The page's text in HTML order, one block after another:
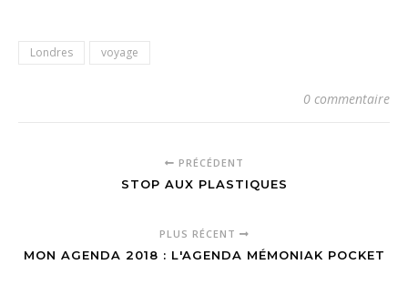
Londres voyage
0 commentaire
PRÉCÉDENT
STOP AUX PLASTIQUES
PLUS RÉCENT
MON AGENDA 2018 : L'AGENDA MÉMONIAK POCKET